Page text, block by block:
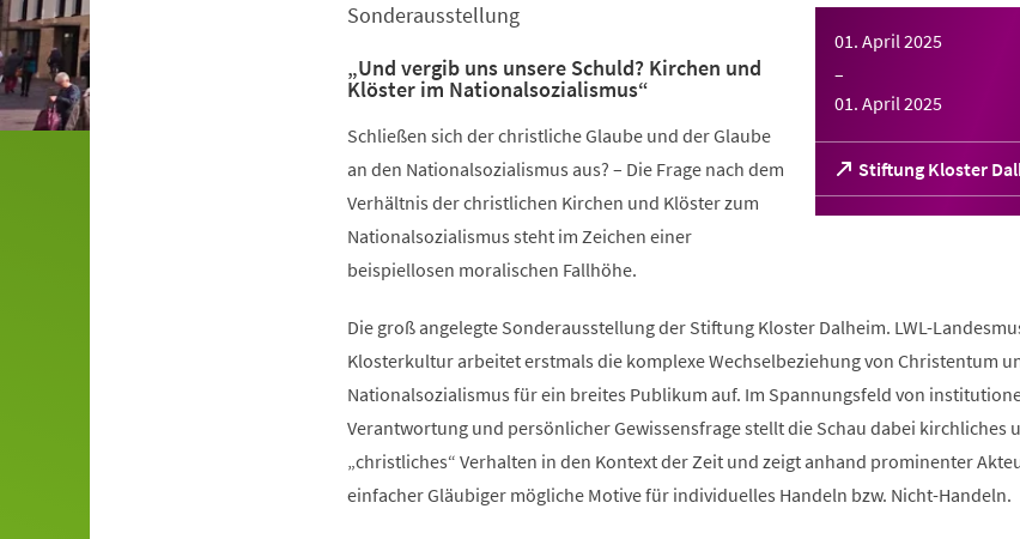
01. April 2025
–
01. April 2025
Stiftung Kloster
(Öffnet
in
einem
Sonderausstellung
„Und vergib uns unsere Schuld? Kirchen und
Klöster im Nationalsozialismus“
Schließen sich der christliche Glaube und der Glaube
an den Nationalsozialismus aus? – Die Frage nach dem
Verhältnis der christlichen Kirchen und Klöster zum
Nationalsozialismus steht im Zeichen einer
beispiellosen moralischen Fallhöhe.
Die groß angelegte Sonderausstellung der Stiftung Kloster Dalheim. LWL-
Klosterkultur arbeitet erstmals die komplexe Wechselbeziehung von Christentum
Nationalsozialismus für ein breites Publikum auf. Im Spannungsfeld von
Verantwortung und persönlicher Gewissensfrage stellt die Schau dabei kirchliches
„christliches“ Verhalten in den Kontext der Zeit und zeigt anhand prominenter
einfacher Gläubiger mögliche Motive für individuelles Handeln bzw. Nicht-Handeln.